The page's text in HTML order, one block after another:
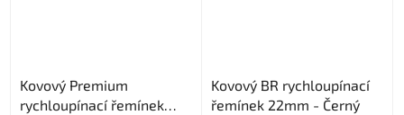
Kovový Premium
rychloupínací řemínek
Kovový BR rychloupínací
řemínek 22mm - Černý